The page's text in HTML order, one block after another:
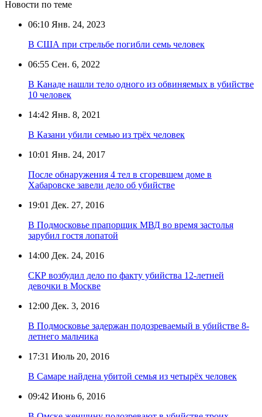
Новости по теме
06:10 Янв. 24, 2023
В США при стрельбе погибли семь человек
06:55 Сен. 6, 2022
В Канаде нашли тело одного из обвиняемых в убийстве
10 человек
14:42 Янв. 8, 2021
В Казани убили семью из трёх человек
10:01 Янв. 24, 2017
После обнаружения 4 тел в сгоревшем доме в
Хабаровске завели дело об убийстве
19:01 Дек. 27, 2016
В Подмосковье прапорщик МВД во время застолья
зарубил гостя лопатой
14:00 Дек. 24, 2016
СКР возбудил дело по факту убийства 12-летней
девочки в Москве
12:00 Дек. 3, 2016
В Подмосковье задержан подозреваемый в убийстве 8-
летнего мальчика
17:31 Июль 20, 2016
В Самаре найдена убитой семья из четырёх человек
09:42 Июнь 6, 2016